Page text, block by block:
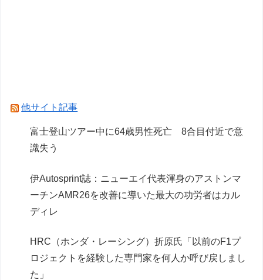
てくるけど
マリオカートって結局スーパーファミコンの初代
のやつが一番面白いんだろ？
他サイト記事
富士登山ツアー中に64歳男性死亡 8合目付近で意
識失う
伊Autosprint誌：ニューエイ代表渾身のアストンマ
ーチンAMR26を改善に導いた最大の功労者はカル
ディレ
HRC（ホンダ・レーシング）折原氏「以前のF1プ
ロジェクトを経験した専門家を何人か呼び戻しまし
た」